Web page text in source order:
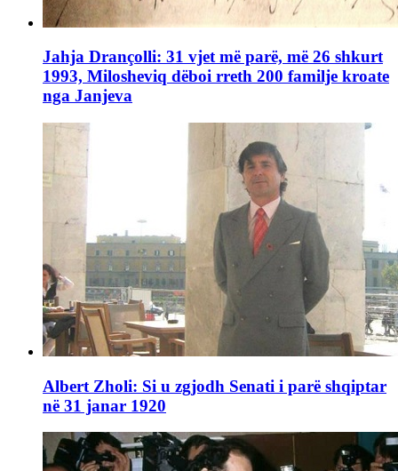
Jahja Drançolli: 31 vjet më parë, më 26 shkurt
1993, Milosheviq dëboi rreth 200 familje kroate
nga Janjeva
Albert Zholi: Si u zgjodh Senati i parë shqiptar
në 31 janar 1920